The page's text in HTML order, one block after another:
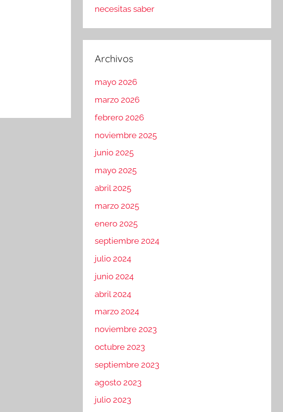
necesitas saber
Archivos
mayo 2026
marzo 2026
febrero 2026
noviembre 2025
junio 2025
mayo 2025
abril 2025
marzo 2025
enero 2025
septiembre 2024
julio 2024
junio 2024
abril 2024
marzo 2024
noviembre 2023
octubre 2023
septiembre 2023
agosto 2023
julio 2023